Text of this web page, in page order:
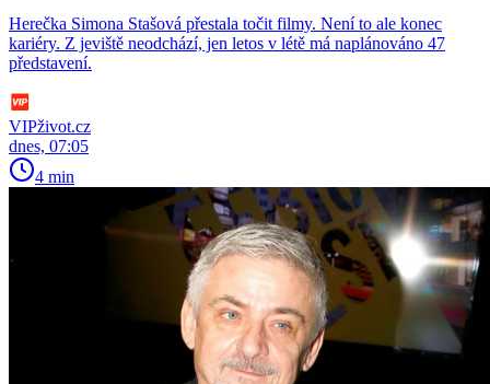
Herečka Simona Stašová přestala točit filmy. Není to ale konec
kariéry. Z jeviště neodchází, jen letos v létě má naplánováno 47
představení.
VIPživot.cz
dnes, 07:05
4 min